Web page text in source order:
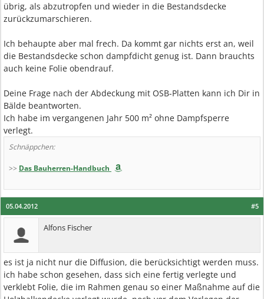
übrig, als abzutropfen und wieder in die Bestandsdecke
zurückzumarschieren.
Ich behaupte aber mal frech. Da kommt gar nichts erst an, weil
die Bestandsdecke schon dampfdicht genug ist. Dann brauchts
auch keine Folie obendrauf.
Deine Frage nach der Abdeckung mit OSB-Platten kann ich Dir in
Bälde beantworten.
Ich habe im vergangenen Jahr 500 m² ohne Dampfsperre
verlegt.
Schnäppchen:
>> Das Bauherren-Handbuch
#5
05.04.2012
Alfons Fischer
es ist ja nicht nur die Diffusion, die berücksichtigt werden muss.
ich habe schon gesehen, dass sich eine fertig verlegte und
verklebt Folie, die im Rahmen genau so einer Maßnahme auf die